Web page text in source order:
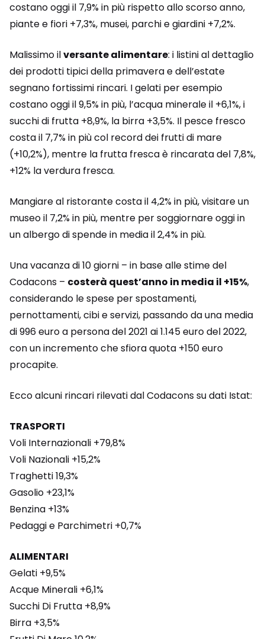
costano oggi il 7,9% in più rispetto allo scorso anno,
piante e fiori +7,3%, musei, parchi e giardini +7,2%.
Malissimo ilversante alimentare: i listini al dettaglio
dei prodotti tipici della primavera e dell’estate
segnano fortissimi rincari. I gelati per esempio
costano oggi il 9,5% in più, l’acqua minerale il +6,1%, i
succhi di frutta +8,9%, la birra +3,5%. Il pesce fresco
costa il 7,7% in più col record dei frutti di mare
(+10,2%), mentre la frutta fresca è rincarata del 7,8%,
+12% la verdura fresca.
Mangiare al ristorante costa il 4,2% in più, visitare un
museo il 7,2% in più, mentre per soggiornare oggi in
un albergo di spende in media il 2,4% in più.
Una vacanza di 10 giorni – in base alle stime del
Codacons – costerà quest’anno in media il +15%,
considerando le spese per spostamenti,
pernottamenti, cibi e servizi, passando da una media
di 996 euro a persona del 2021 ai 1.145 euro del 2022,
con un incremento che sfiora quota +150 euro
procapite.
Ecco alcuni rincari rilevati dal Codacons su dati Istat:
TRASPORTI
Voli Internazionali +79,8%
Voli Nazionali +15,2%
Traghetti 19,3%
Gasolio +23,1%
Benzina +13%
Pedaggi e Parchimetri +0,7%
ALIMENTARI
Gelati +9,5%
Acque Minerali +6,1%
Succhi Di Frutta +8,9%
Birra +3,5%